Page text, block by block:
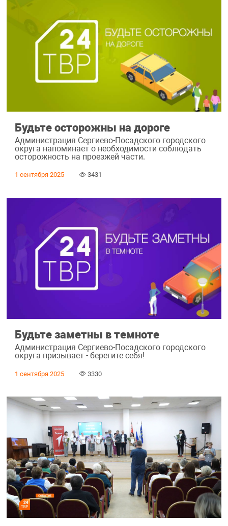
Будьте осторожны на дороге
Администрация Сергиево-Посадского городского
округа напоминает о необходимости соблюдать
осторожность на проезжей части.
1 сентября 2025 3431
Будьте заметны в темноте
Администрация Сергиево-Посадского городского
округа призывает - берегите себя!
1 сентября 2025 3330